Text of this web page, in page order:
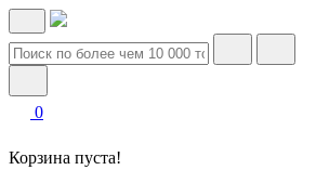
0
Корзина пуста!